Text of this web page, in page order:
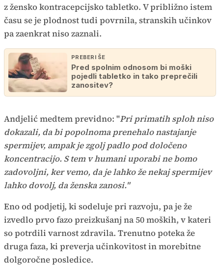
z žensko kontracepcijsko tabletko. V približno istem
času se je plodnost tudi povrnila, stranskih učinkov
pa zaenkrat niso zaznali.
PREBERI ŠE
Pred spolnim odnosom bi moški
pojedli tabletko in tako preprečili
zanositev?
Andjelić medtem previdno: "Pri primatih sploh niso
dokazali, da bi popolnoma prenehalo nastajanje
spermijev, ampak je zgolj padlo pod določeno
koncentracijo. S tem v humani uporabi ne bomo
zadovoljni, ker vemo, da je lahko že nekaj spermijev
lahko dovolj, da ženska zanosi."
Eno od podjetij, ki sodeluje pri razvoju, pa je že
izvedlo prvo fazo preizkušanj na 50 moških, v kateri
so potrdili varnost zdravila. Trenutno poteka že
druga faza, ki preverja učinkovitost in morebitne
dolgoročne posledice.